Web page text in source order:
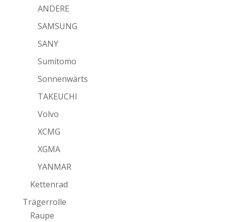
ANDERE
SAMSUNG
SANY
Sumitomo
Sonnenwärts
TAKEUCHI
Volvo
XCMG
XGMA
YANMAR
Kettenrad
Trägerrolle
Raupe